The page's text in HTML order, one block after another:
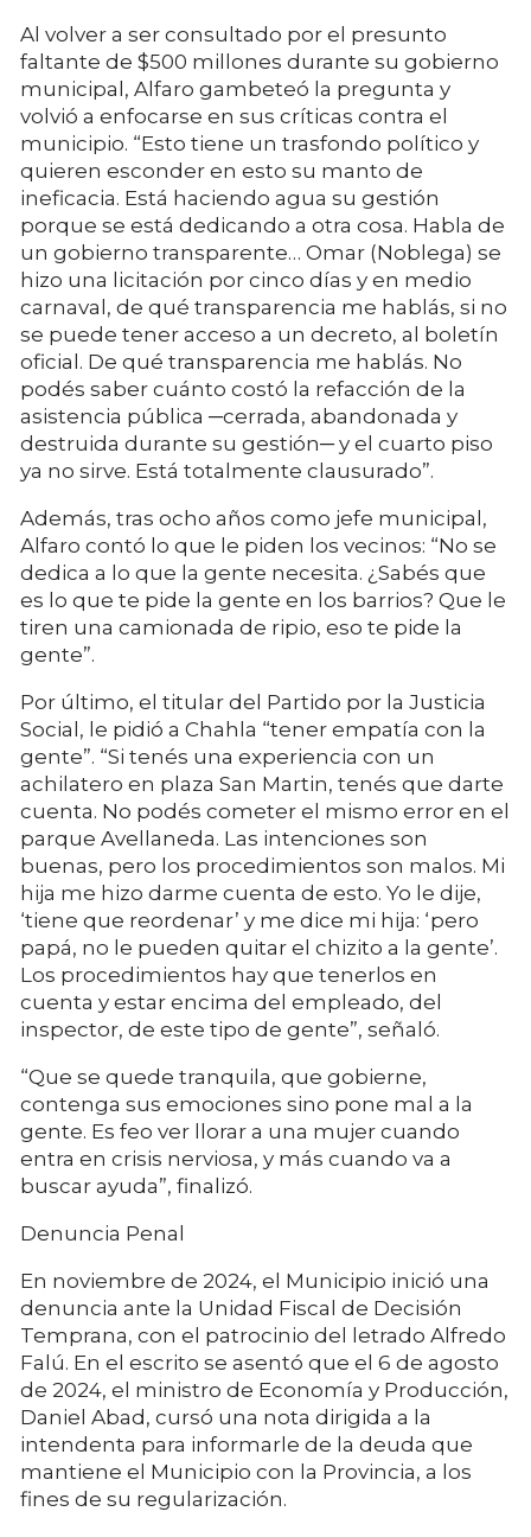
Al volver a ser consultado por el presunto
faltante de $500 millones durante su gobierno
municipal, Alfaro gambeteó la pregunta y
volvió a enfocarse en sus críticas contra el
municipio. “Esto tiene un trasfondo político y
quieren esconder en esto su manto de
ineficacia. Está haciendo agua su gestión
porque se está dedicando a otra cosa. Habla de
un gobierno transparente… Omar (Noblega) se
hizo una licitación por cinco días y en medio
carnaval, de qué transparencia me hablás, si no
se puede tener acceso a un decreto, al boletín
oficial. De qué transparencia me hablás. No
podés saber cuánto costó la refacción de la
asistencia pública ─cerrada, abandonada y
destruida durante su gestión─ y el cuarto piso
ya no sirve. Está totalmente clausurado”.
Además, tras ocho años como jefe municipal,
Alfaro contó lo que le piden los vecinos: “No se
dedica a lo que la gente necesita. ¿Sabés que
es lo que te pide la gente en los barrios? Que le
tiren una camionada de ripio, eso te pide la
gente”.
Por último, el titular del Partido por la Justicia
Social, le pidió a Chahla “tener empatía con la
gente”. “Si tenés una experiencia con un
achilatero en plaza San Martin, tenés que darte
cuenta. No podés cometer el mismo error en el
parque Avellaneda. Las intenciones son
buenas, pero los procedimientos son malos. Mi
hija me hizo darme cuenta de esto. Yo le dije,
‘tiene que reordenar’ y me dice mi hija: ‘pero
papá, no le pueden quitar el chizito a la gente’.
Los procedimientos hay que tenerlos en
cuenta y estar encima del empleado, del
inspector, de este tipo de gente”, señaló.
“Que se quede tranquila, que gobierne,
contenga sus emociones sino pone mal a la
gente. Es feo ver llorar a una mujer cuando
entra en crisis nerviosa, y más cuando va a
buscar ayuda”, finalizó.
Denuncia Penal
En noviembre de 2024, el Municipio inició una
denuncia ante la Unidad Fiscal de Decisión
Temprana, con el patrocinio del letrado Alfredo
Falú. En el escrito se asentó que el 6 de agosto
de 2024, el ministro de Economía y Producción,
Daniel Abad, cursó una nota dirigida a la
intendenta para informarle de la deuda que
mantiene el Municipio con la Provincia, a los
fines de su regularización.